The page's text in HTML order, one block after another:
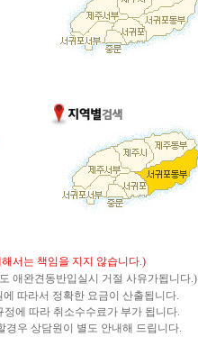
서는 책임을 지지 않습니다.)
애완견동반입실시 거절 사유가됩니다.)
따라서 정확한 요금이 산출됩니다.
에 따라 취소수수료가 부가 됩니다.
우 상담원이 별도 안내해 드립니다.